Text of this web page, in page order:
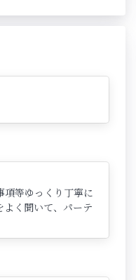
項等ゆっくり丁寧に
よく聞いて、パーテ